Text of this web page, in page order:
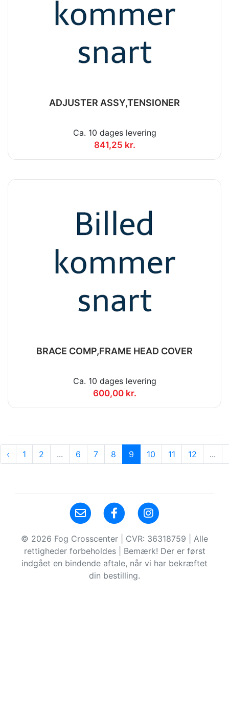
ADJUSTER ASSY,TENSIONER
Ca. 10 dages levering
841,25 kr.
BRACE COMP,FRAME HEAD COVER
Ca. 10 dages levering
600,00 kr.
‹ 1 2 ... 6 7 8 9 10 11 12 ...
© 2026 Fog Crosscenter | CVR: 36318759 | Alle
rettigheder forbeholdes | Bemærk! Der er først
indgået en bindende aftale, når vi har bekræftet
din bestilling.